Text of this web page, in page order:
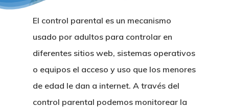
El control parental es un mecanismo
usado por adultos para controlar en
diferentes sitios web, sistemas operativos
o equipos el acceso y uso que los menores
de edad le dan a internet. A través del
control parental podemos monitorear la